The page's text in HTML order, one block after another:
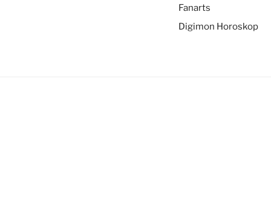
Fanarts
Digimon Horoskop